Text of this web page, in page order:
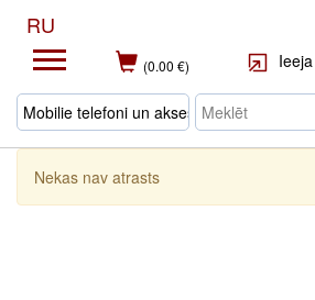
RU
(0.00 €) Ieeja
Nekas nav atrasts